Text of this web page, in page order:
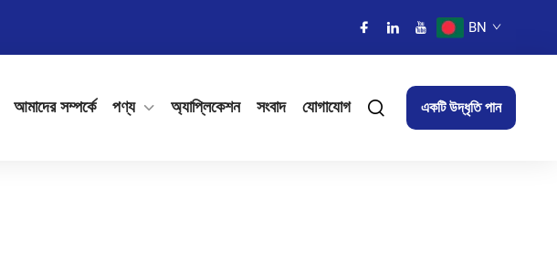
BN
আমাদের সম্পর্কে পণ্য অ্যাপ্লিকেশন সংবাদ যোগাযোগ একটি উদ্ধৃতি পান